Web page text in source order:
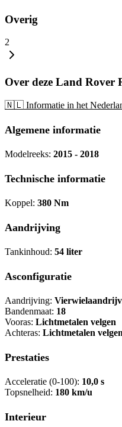
Overig
2
Over deze Land Rover
🇳🇱 Informatie in het
Algemene informatie
Modelreeks: 2015 - 2018
Technische informatie
Koppel: 380 Nm
Aandrijving
Tankinhoud: 54 liter
Asconfiguratie
Aandrijving:
Bandenmaat: 18
Vooras: Lichtmetalen velgen
Achteras: Lichtmetalen velgen
Prestaties
Acceleratie (0-100): 10,0 s
Topsnelheid: 180 km/u
Interieur